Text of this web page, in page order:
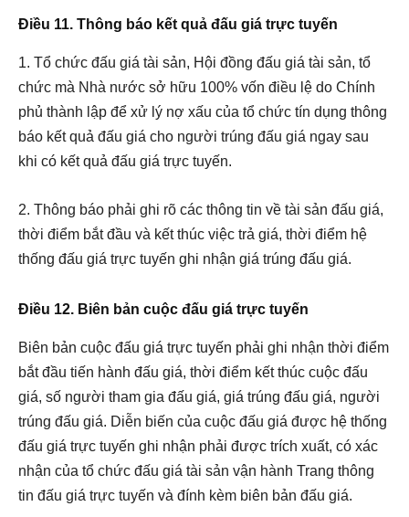
Điều 11. Thông báo kết quả đấu giá trực tuyến
1. Tổ chức đấu giá tài sản, Hội đồng đấu giá tài sản, tổ
chức mà Nhà nước sở hữu 100% vốn điều lệ do Chính
phủ thành lập để xử lý nợ xấu của tổ chức tín dụng thông
báo kết quả đấu giá cho người trúng đấu giá ngay sau
khi có kết quả đấu giá trực tuyến.
2. Thông báo phải ghi rõ các thông tin về tài sản đấu giá,
thời điểm bắt đầu và kết thúc việc trả giá, thời điểm hệ
thống đấu giá trực tuyến ghi nhận giá trúng đấu giá.
Điều 12. Biên bản cuộc đấu giá trực tuyến
Biên bản cuộc đấu giá trực tuyến phải ghi nhận thời điểm
bắt đầu tiến hành đấu giá, thời điểm kết thúc cuộc đấu
giá, số người tham gia đấu giá, giá trúng đấu giá, người
trúng đấu giá. Diễn biến của cuộc đấu giá được hệ thống
đấu giá trực tuyến ghi nhận phải được trích xuất, có xác
nhận của tổ chức đấu giá tài sản vận hành Trang thông
tin đấu giá trực tuyến và đính kèm biên bản đấu giá.